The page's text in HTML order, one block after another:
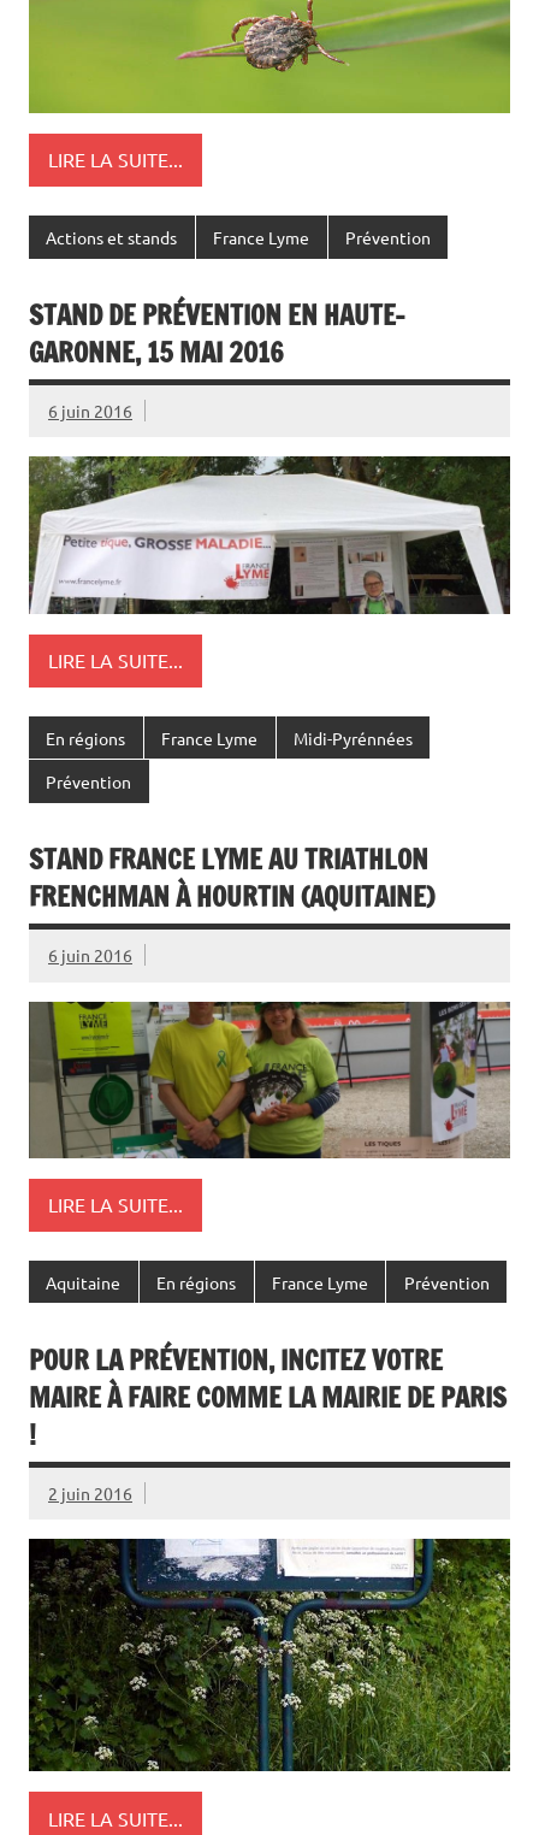
LIRE LA SUITE...
Actions et stands France Lyme Prévention
STAND DE PRÉVENTION EN HAUTE-
GARONNE, 15 MAI 2016
6 juin 2016
LIRE LA SUITE...
En régions France Lyme Midi-Pyrénnées
Prévention
STAND FRANCE LYME AU TRIATHLON
FRENCHMAN À HOURTIN (AQUITAINE)
6 juin 2016
LIRE LA SUITE...
Aquitaine En régions France Lyme Prévention
POUR LA PRÉVENTION, INCITEZ VOTRE
MAIRE À FAIRE COMME LA MAIRIE DE PARIS
!
2 juin 2016
LIRE LA SUITE...